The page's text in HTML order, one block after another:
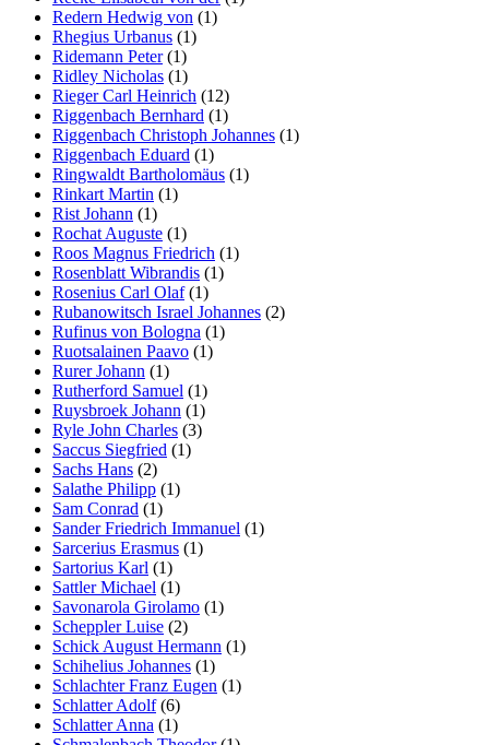
Redern Hedwig von (1)
Rhegius Urbanus (1)
Ridemann Peter(1)
Ridley Nicholas (1)
Rieger Carl Heinrich (12)
Riggenbach Bernhard (1)
Riggenbach Christoph Johannes (1)
Riggenbach Eduard (1)
Ringwaldt Bartholomäus (1)
Rinkart Martin (1)
Rist Johann (1)
Rochat Auguste (1)
Roos Magnus Friedrich (1)
Rosenblatt Wibrandis (1)
Rosenius Carl Olaf(1)
Rubanowitsch Israel Johannes (2)
Rufinus von Bologna (1)
Ruotsalainen Paavo (1)
Rurer Johann (1)
Rutherford Samuel (1)
Ruysbroek Johann (1)
Ryle John Charles (3)
Saccus Siegfried (1)
Sachs Hans (2)
Salathe Philipp (1)
Sam Conrad (1)
Sander Friedrich Immanuel (1)
Sarcerius Erasmus (1)
Sartorius Karl (1)
Sattler Michael (1)
Savonarola Girolamo (1)
Scheppler Luise (2)
Schick August Hermann (1)
Schihelius Johannes (1)
Schlachter Franz Eugen (1)
Schlatter Adolf(6)
Schlatter Anna (1)